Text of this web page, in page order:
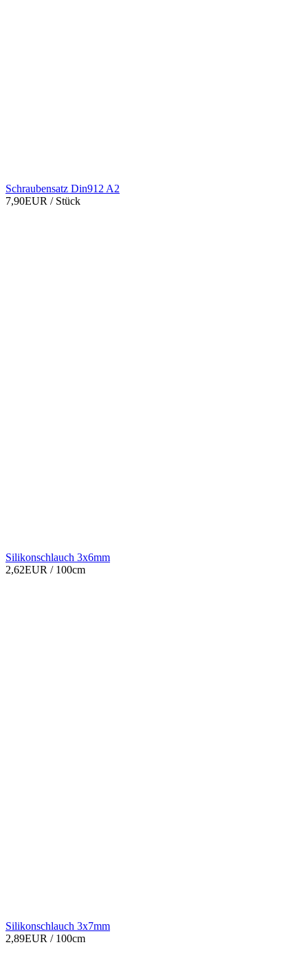
Schraubensatz Din912 A2
7,90EUR / Stück
Silikonschlauch 3x6mm
2,62EUR / 100cm
Silikonschlauch 3x7mm
2,89EUR / 100cm